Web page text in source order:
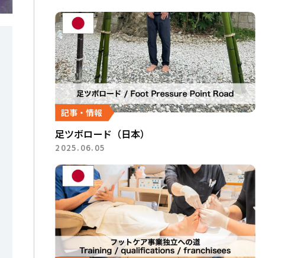
記事・情報
足ツボロード（日本）
2025.06.05